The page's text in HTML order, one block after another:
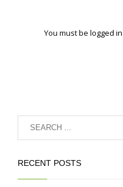
You must be logged in
RECENT POSTS